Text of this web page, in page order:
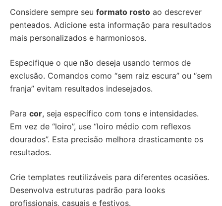
Considere sempre seu formato rosto ao descrever
penteados. Adicione esta informação para resultados
mais personalizados e harmoniosos.
Especifique o que não deseja usando termos de
exclusão. Comandos como “sem raiz escura” ou “sem
franja” evitam resultados indesejados.
Para cor, seja específico com tons e intensidades.
Em vez de “loiro”, use “loiro médio com reflexos
dourados”. Esta precisão melhora drasticamente os
resultados.
Crie templates reutilizáveis para diferentes ocasiões.
Desenvolva estruturas padrão para looks
profissionais, casuais e festivos.